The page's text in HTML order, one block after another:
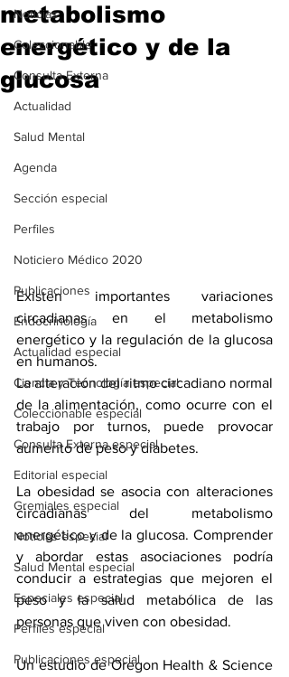
Noticias
Coleccionable
Consulta Externa
Actualidad
Salud Mental
Agenda
Sección especial
Perfiles
Noticiero Médico 2020
Publicaciones
Endocrinología
Actualidad especial
Ciencia y Tecnología especial
Coleccionable especial
Consulta Externa especial
Editorial especial
Gremiales especial
Noticias especial
Salud Mental especial
Especiales especial
Perfiles especial
Publicaciones especial
metabolismo
energético y de la
glucosa
Existen importantes variaciones
circadianas en el metabolismo
energético y la regulación de la glucosa
en humanos.
La alteración del ritmo circadiano normal
de la alimentación, como ocurre con el
trabajo por turnos, puede provocar
aumento de peso y diabetes.
La obesidad se asocia con alteraciones
circadianas del metabolismo
energético y de la glucosa. Comprender
y abordar estas asociaciones podría
conducir a estrategias que mejoren el
peso y la salud metabólica de las
personas que viven con obesidad.
Un estudio de Oregon Health & Science